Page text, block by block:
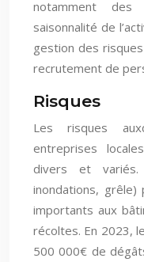
notamment
saisonnalité de
gestion des
recrutement de
Risques
Les risques
entreprises
divers et variés.
inondations, grêle)
importants aux
récoltes. En 2023,
500 000€ de